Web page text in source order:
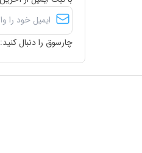
چارسوق را دنبال کنید: